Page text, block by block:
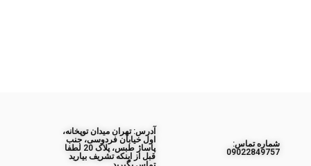
ﺷﻤﺎره ﺗﻤﺎس:
09022849757
آدرس: تهران میدان توپخانه،
اول خیابان فردوسی، جنب
پاساژ طبس، پلاک 20 لطفا
قبل از اینکه تشریف بیارید